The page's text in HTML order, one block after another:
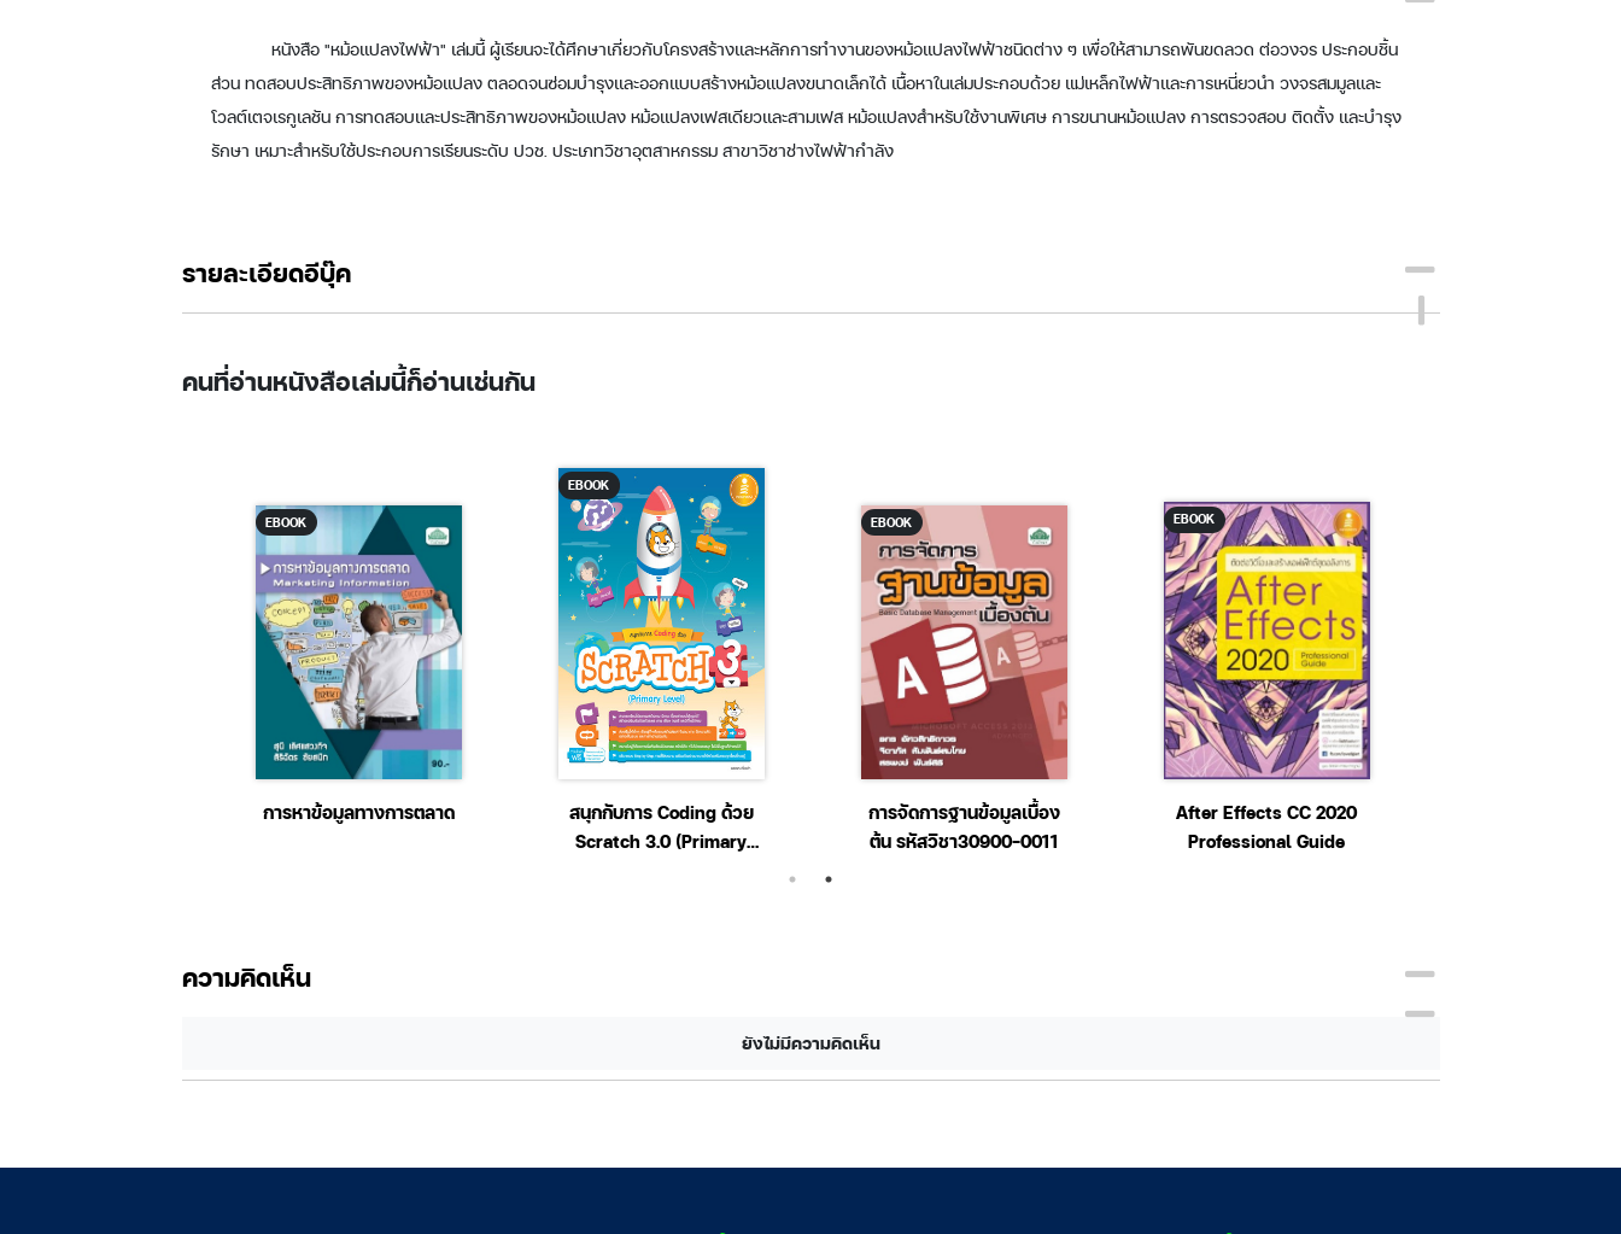
หนังสือ "หม้อแปลงไฟฟ้า" เล่มนี้ ผู้เรียนจะได้ศึกษาเกี่ยวกับโครงสร้างและหลักการทำงานของหม้อแปลงไฟฟ้าชนิดต่าง ๆ เพื่อให้สามารถพันขดลวด ต่อวงจร ประกอบชิ้น
ส่วน ทดสอบประสิทธิภาพของหม้อแปลง ตลอดจนซ่อมบำรุงและออกแบบสร้างหม้อแปลงขนาดเล็กได้ เนื้อหาในเล่มประกอบด้วย แม่เหล็กไฟฟ้าและการเหนี่ยวนำ วงจรสมมูลและ
โวลต์เตจเรกูเลชัน การทดสอบและประสิทธิภาพของหม้อแปลง หม้อแปลงเฟสเดียวและสามเฟส หม้อแปลงสำหรับใช้งานพิเศษ การขนานหม้อแปลง การตรวจสอบ ติดตั้ง และบำรุง
รักษา เหมาะสำหรับใช้ประกอบการเรียนระดับ ปวช. ประเภทวิชาอุตสาหกรรม สาขาวิชาช่างไฟฟ้ากำลัง
รายละเอียดอีบุ๊ค
คนที่อ่านหนังสือเล่มนี้ก็อ่านเช่นกัน
EBOOK
การหาข้อมูลทางการตลาด
EBOOK
สนุกกับการ Coding ด้วย
Scratch 3.0 (Primary
EBOOK
การจัดการฐานข้อมูลเบื้อง
ต้น รหัสวิชา30900-0011
EBOOK
After Effects CC 2020
Professional Guide
ความคิดเห็น
ยังไม่มีความคิดเห็น